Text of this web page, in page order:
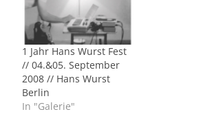
1 Jahr Hans Wurst Fest
// 04.&05. September
2008 // Hans Wurst
Berlin
In "Galerie"